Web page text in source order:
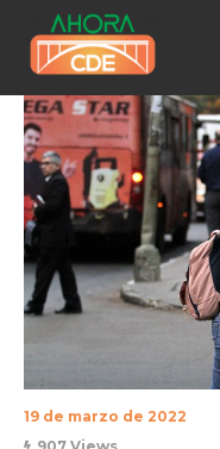
19 de marzo de 2022